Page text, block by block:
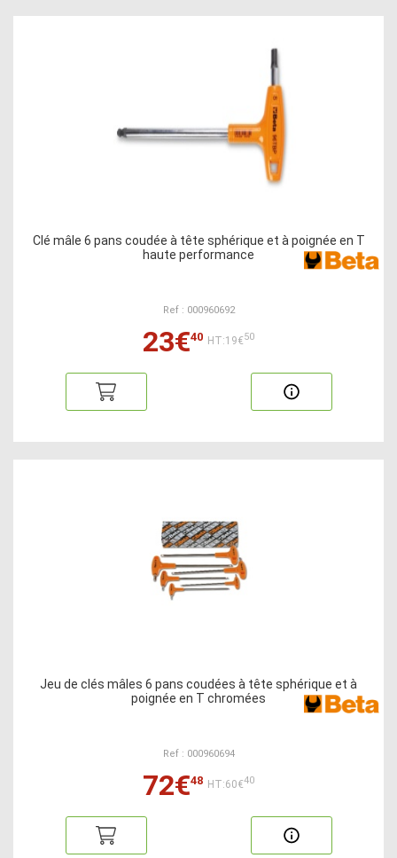
Clé mâle 6 pans coudée à tête sphérique et à poignée en T
haute performance
Ref : 000960692
23€40 HT:19€50
Jeu de clés mâles 6 pans coudées à tête sphérique et à
poignée en T chromées
Ref : 000960694
72€48 HT:60€40